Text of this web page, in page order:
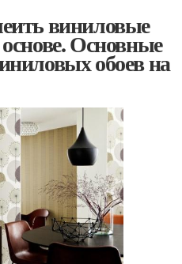
виниловые
Основные
обоев на